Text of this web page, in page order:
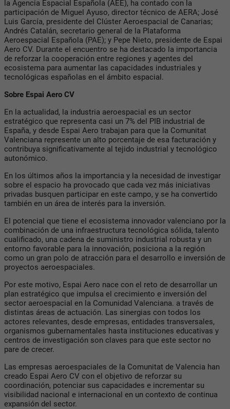
la Agencia Espacial Española (AEE), ha contado con la
participación de Miguel Ayuso, director técnico de AERA; José
Luis García, presidente del Clúster Aeroespacial de Canarias;
Andrés Catalán, secretario general de la Plataforma
Aeroespacial Española (PAE); y Pepe Nieto, presidente de Espai
Aero CV. Durante el encuentro se ha destacado la importancia
de reforzar la cooperación entre regiones y agentes del
ecosistema para aumentar las capacidades industriales y
tecnológicas españolas en el ámbito espacial.
Sobre Espai Aero CV
En la actualidad, la industria aeroespacial es un sector
estratégico que representa casi un 7% del PIB industrial de
España, y desde Espai Aero trabajan para que la Comunitat
Valenciana represente un alto porcentaje de esa facturación y
contribuya significativamente al tejido industrial y tecnológico
autonómico.
En los últimos años la importancia y la necesidad de investigar
sobre el espacio ha provocado que cada vez más iniciativas
privadas busquen participar en este campo, y se ha convertido
también en un área de interés para la inversión.
El potencial que tiene el ecosistema innovador valenciano por la
combinación de una infraestructura tecnológica sólida, talento
cualificado, una cadena de suministro industrial robusta y un
entorno favorable para la innovación, posiciona a la región
como un gran polo de atracción para el desarrollo e inversión de
proyectos aeroespaciales.
Por este motivo, Espai Aero nace con el reto de desarrollar un
plan estratégico que impulsa el crecimiento e inversión del
sector aeroespacial en la Comunidad Valenciana. a través de
distintas áreas de actuación. Las sinergias con todos los
actores relevantes, desde empresas, entidades transversales,
organismos gubernamentales hasta instituciones educativas y
centros de investigación son claves para que este sector no
pare de crecer.
Las empresas aeroespaciales de la Comunitat de Valencia han
creado Espai Aero CV con el objetivo de reforzar su
coordinación, potenciar sus capacidades e incrementar su
visibilidad nacional e internacional en un contexto de continua
expansión del sector.